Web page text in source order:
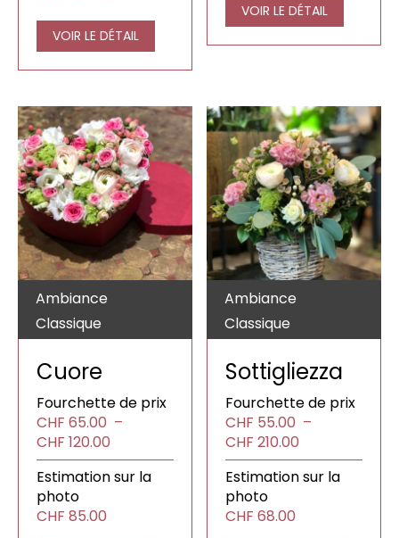
VOIR LE DÉTAIL
VOIR LE DÉTAIL
Ambiance
Classique
Cuore
Fourchette de prix
CHF 65.00 –
CHF 120.00
de
prix :
Estimation sur la
photo
CHF 85.00
Ambiance
Classique
Sottigliezza
Fourchette de prix
CHF 55.00 –
CHF 210.00
de
prix :
Estimation sur la
photo
CHF 68.00